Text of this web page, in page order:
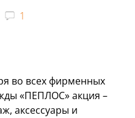
1
во всех фирменных
«ПЕПЛОС» акция –
аксессуары и